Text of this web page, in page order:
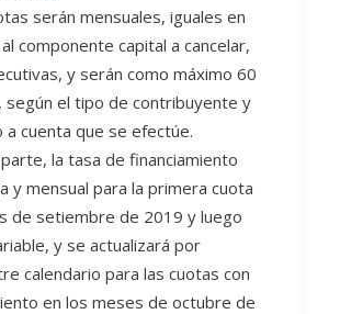
serán mensuales, iguales en
componente capital a cancelar,
y serán como máximo 60
según el tipo de contribuyente y
a cuenta que se efectúe.
la tasa de financiamiento
y mensual para la primera cuota
de setiembre de 2019 y luego
y se actualizará por
calendario para las cuotas con
en los meses de octubre de